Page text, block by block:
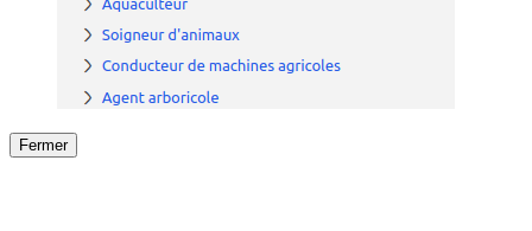
Fermer